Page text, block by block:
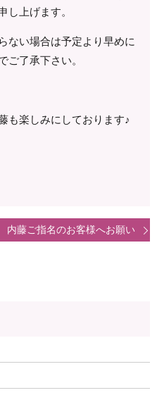
し上げます。
ない場合は予定より早めに
ご了承下さい。
も楽しみにしております♪
内藤ご指名のお客様へお願い